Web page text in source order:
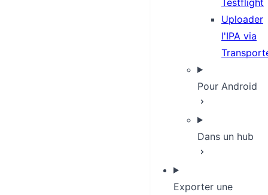
Testflight
Uploader
l'IPA via
Pour Android
Dans un hub
Exporter une